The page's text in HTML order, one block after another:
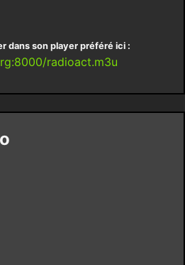
dans son player préféré ici :
radioact.m3u